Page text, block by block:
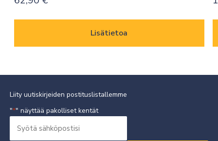
Lisätietoa
Liity uutiskirjeiden postituslistallemme
"*" näyttää pakolliset kentät
sähköpostisi